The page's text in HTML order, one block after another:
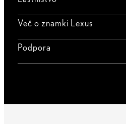
Več o znamki Lexus
Podpora